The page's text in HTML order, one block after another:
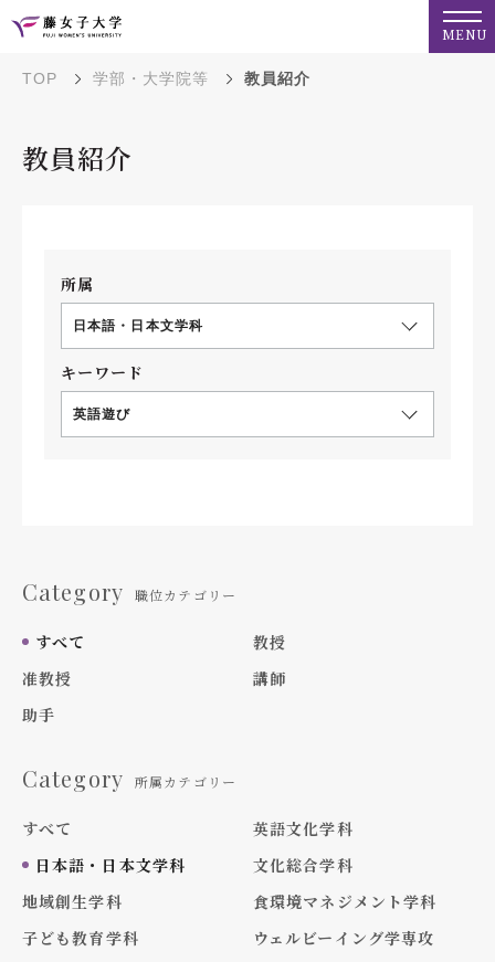
MENU
TOP 学部・大学院等 教員紹介
教員紹介
所属
日本語・日本文学科
キーワード
英語遊び
Category 職位カテゴリー
すべて
教授
准教授
講師
助手
Category 所属カテゴリー
すべて
英語文化学科
日本語・日本文学科
文化総合学科
地域創生学科
食環境マネジメント学科
子ども教育学科
ウェルビーイング学専攻